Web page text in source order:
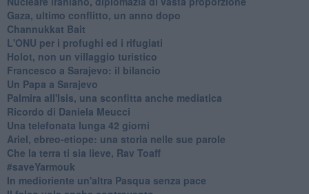
Gaza, ultimo conflitto, un anno dopo
Channukkat Bait
L'ONU per i profughi ed i rifugiati
Holot, non un villaggio turistico
Francesco a Sarajevo: il bilancio
Un Papa a Sarajevo
Palmira all'Isis, una sconfitta anche mediatica
Ricordo di Daniela Meucci
​Una telefonata lunga 42 giorni
​Ariel, ebreo-etiope: una storia nelle sue parole
Che la terra ti sia lieve, Rav Toaff
​#saveYarmouk
​In medioriente un'altra Pasqua senza pace